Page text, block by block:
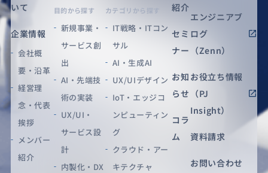
いて
企業情報
会社概
要・沿革
経営理
念・代表
挨拶
メンバー
紹介
目的から探す
新規事業・
サービス創
出
AI・先端技
術の実装
UX/UI・
サービス設
計
内製化・DX
カテゴリから探す
IT戦略・ITコン
サル
AI・生成AI
UX/UIデザイン
IoT・エッジコ
ンピューティン
グ
クラウド・アー
キテクチャ
紹介
セミ
ナー
お知
らせ
コラ
ム
エンジニアブ
ログ
（Zenn）
お役立ち情報
（PJ
Insight）
資料請求
お問い合わせ